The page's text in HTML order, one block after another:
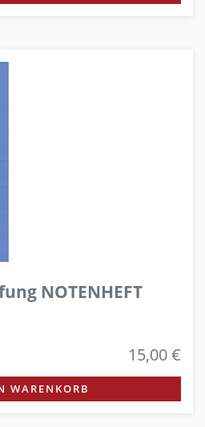
NOTENHEFT
15,00 €
WARENKORB